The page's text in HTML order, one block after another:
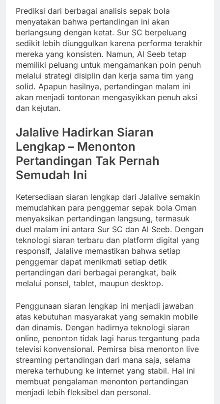
Prediksi dari berbagai analisis sepak bola
menyatakan bahwa pertandingan ini akan
berlangsung dengan ketat. Sur SC berpeluang
sedikit lebih diunggulkan karena performa terakhir
mereka yang konsisten. Namun, Al Seeb tetap
memiliki peluang untuk mengamankan poin penuh
melalui strategi disiplin dan kerja sama tim yang
solid. Apapun hasilnya, pertandingan malam ini
akan menjadi tontonan mengasyikkan penuh aksi
dan kejutan.
Jalalive Hadirkan Siaran
Lengkap – Menonton
Pertandingan Tak Pernah
Semudah Ini
Ketersediaan siaran lengkap dari Jalalive semakin
memudahkan para penggemar sepak bola Oman
menyaksikan pertandingan langsung, termasuk
duel malam ini antara Sur SC dan Al Seeb. Dengan
teknologi siaran terbaru dan platform digital yang
responsif, Jalalive memastikan bahwa setiap
penggemar dapat menikmati setiap detik
pertandingan dari berbagai perangkat, baik
melalui ponsel, tablet, maupun desktop.
Penggunaan siaran lengkap ini menjadi jawaban
atas kebutuhan masyarakat yang semakin mobile
dan dinamis. Dengan hadirnya teknologi siaran
online, penonton tidak lagi harus tergantung pada
televisi konvensional. Pemirsa bisa menonton live
streaming pertandingan dari mana saja, selama
mereka terhubung ke internet yang stabil. Hal ini
membuat pengalaman menonton pertandingan
menjadi lebih fleksibel dan personal.